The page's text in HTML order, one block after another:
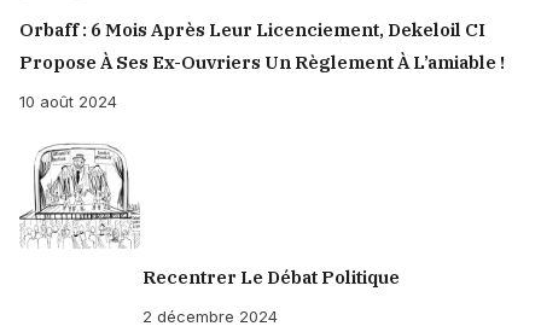
Orbaff : 6 Mois Après Leur Licenciement, Dekeloil CI
Propose À Ses Ex-Ouvriers Un Règlement À L’amiable !
10 août 2024
Recentrer Le Débat Politique
2 décembre 2024